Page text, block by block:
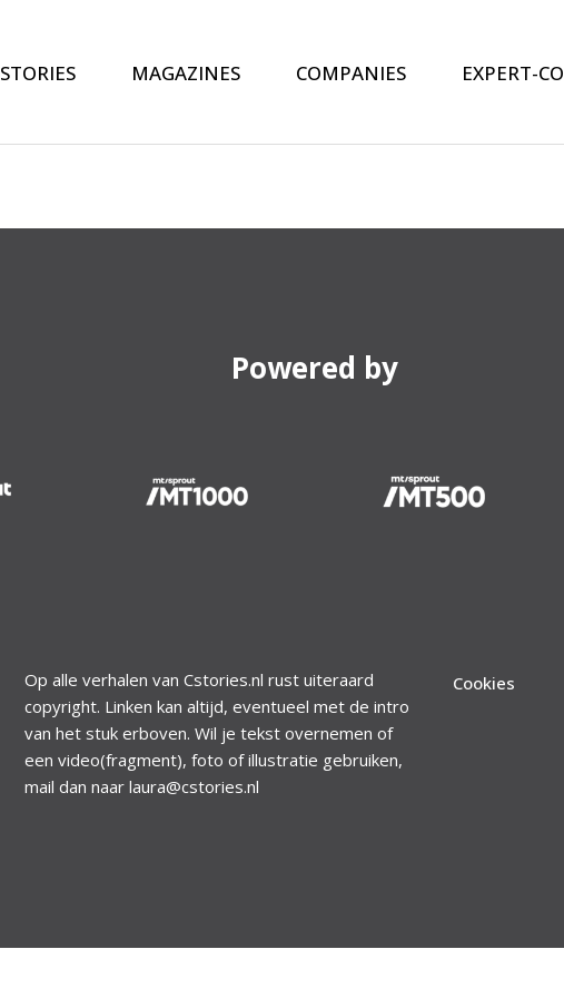
STORIES MAGAZINES COMPANIES EXPERT-
Powered by
Op alle verhalen van Cstories.nl rust uiteraard
copyright. Linken kan altijd, eventueel met de intro
van het stuk erboven. Wil je tekst overnemen of
een video(fragment), foto of illustratie gebruiken,
mail dan naar laura@cstories.nl
Cookies